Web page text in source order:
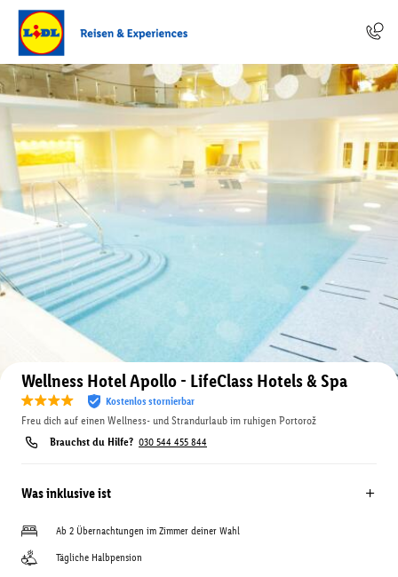
Auf der Karte anzeigen
Wellness Hotel Apollo - LifeClass Hotels & Spa
Kostenlos stornierbar
Freu dich auf einen Wellness- und Strandurlaub im ruhigen Portorož
Brauchst du Hilfe? 030 544 455 844
Was inklusive ist
Ab 2 Übernachtungen im Zimmer deiner Wahl
Tägliche Halbpension